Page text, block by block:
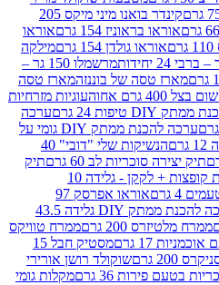
קינדר בואנו מיני מיקס 205
154 גרם
אוראו
גולדן 154 גרם
מילקה
מרשמלו 150 גר –
של בוננזהמארז טסה
עוגיות מזרחיות
ערכה
ערכה להכנת ממתק DIY גומי על
הנשיקות שלי "דובי" 40
לב 60 גרם
תיק
סוכריות קופצות + לקקן - גלידה 10
אוראו אפרסק 97
ערכה להכנת ממתק DIY גלידה 43.5
גרם
ממרח טוויקס
מסטיק חבל 15
שוקולד רושן אורירי
36 גרם
מקלות גומי